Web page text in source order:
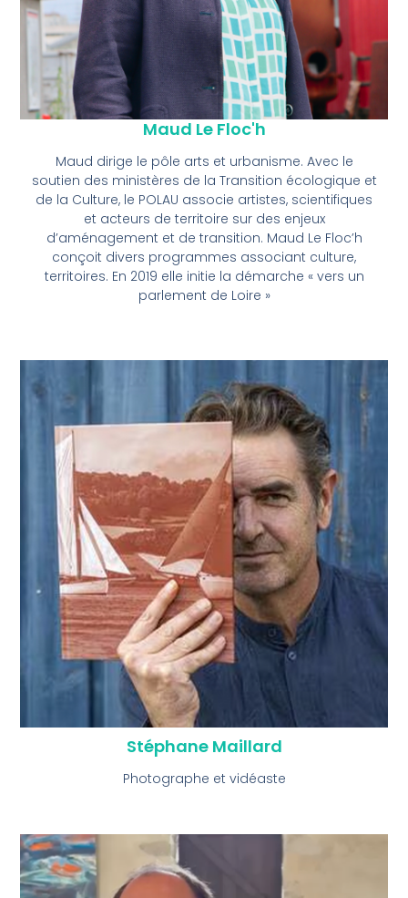
Maud Le Floc'h
Maud dirige le pôle arts et urbanisme. Avec le
soutien des ministères de la Transition écologique et
de la Culture, le POLAU associe artistes, scientifiques
et acteurs de territoire sur des enjeux
d’aménagement et de transition. Maud Le Floc’h
conçoit divers programmes associant culture,
territoires. En 2019 elle initie la démarche « vers un
parlement de Loire »
Stéphane Maillard
Photographe et vidéaste